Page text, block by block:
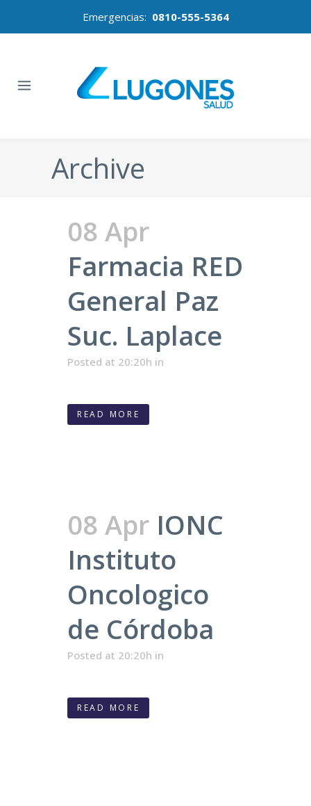
Emergencias: 0810-555-5364
Archive
08 Apr
Farmacia RED
General Paz
Suc. Laplace
Posted at 20:20h in
READ MORE
08 Apr IONC
Instituto
Oncologico
de Córdoba
Posted at 20:20h in
READ MORE